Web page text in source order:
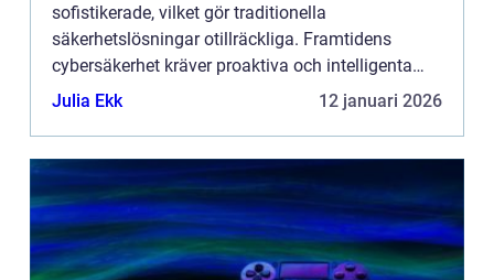
sofistikerade, vilket gör traditionella
säkerhetslösningar otillräckliga. Framtidens
cybersäkerhet kräver proaktiva och intelligenta
system som kan identifiera, analysera och n...
Julia Ekk 12 januari 2026